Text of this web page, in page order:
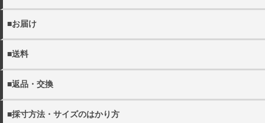
・クレジットカード決済
・代金引換（別途手数料440円）
■お届け
※宅配便でお届け先が沖縄・離島の場合日本郵政となる場合
がございます。
・配送日の指定をご希望の場合にはご注文の際にご希望日を
ご指定がない場合には、最短のお日にちで発送いたします。
・配送希望時間帯は、以下よりお選びください。
■送料
・各都道府県別送料につきましては下記リンクよりご確認く
ださい。
・メール便は全国一律300円となります。
■返品・交換
(shop@rep-hat.com)またはお電話（042-723-7854）までご
■採寸方法・サイズのはかり方